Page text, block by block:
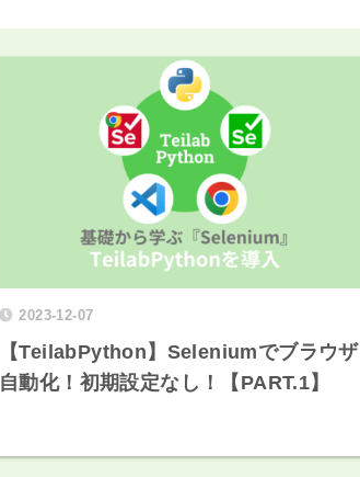
2023-12-07
【TeilabPython】Seleniumでブラウザ
自動化！初期設定なし！【PART.1】